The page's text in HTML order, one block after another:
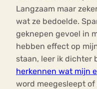
Langzaam maar
wat ze bedoelde.
geknepen gevoel in
hebben effect op
staan, leer ik dichter
herkennen wat mijn
word meegesleept